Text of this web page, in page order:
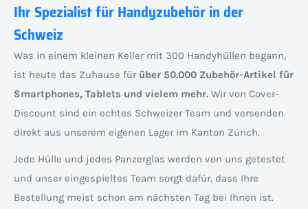
Ihr Spezialist für Handyzubehör in der
Schweiz
Was in einem kleinen Keller mit 300 Handyhüllen begann,
ist heute das Zuhause für über 50.000 Zubehör-Artikel für
Smartphones, Tablets und vielem mehr. Wir von Cover-
Discount sind ein echtes Schweizer Team und versenden
direkt aus unserem eigenen Lager im Kanton Zürich.
Jede Hülle und jedes Panzerglas werden von uns getestet
und unser eingespieltes Team sorgt dafür, dass Ihre
Bestellung meist schon am nächsten Tag bei Ihnen ist.